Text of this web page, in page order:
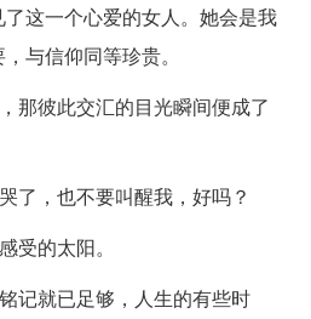
这一个心爱的女人。她会是我
与信仰同等珍贵。
那彼此交汇的目光瞬间便成了
了，也不要叫醒我，好吗？
受的太阳。
记就已足够，人生的有些时